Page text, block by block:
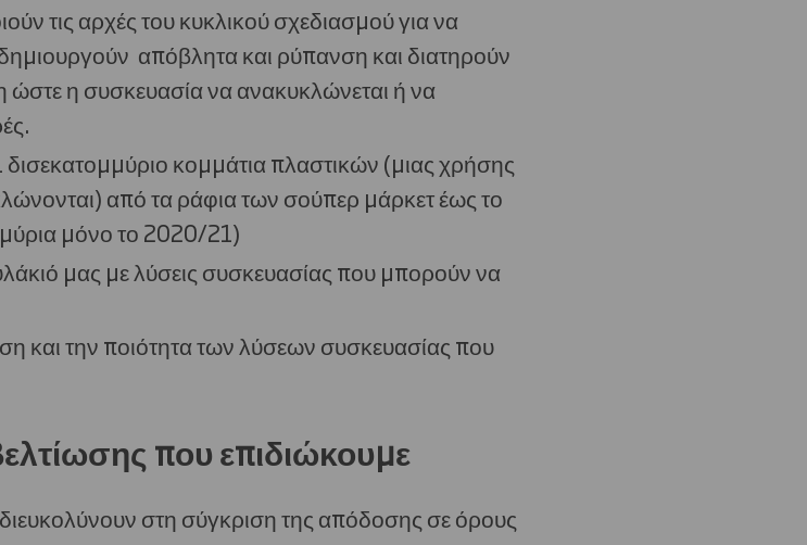
τις αρχές του κυκλικού σχεδιασμού για να
απόβλητα και ρύπανση και διατηρούν
ώστε η συσκευασία να ανακυκλώνεται ή να
δισεκατομμύριο κομμάτια πλαστικών (μιας χρήσης
από τα ράφια των σούπερ μάρκετ έως το
μόνο το 2020/21)
μας με λύσεις συσκευασίας που μπορούν να
και την ποιότητα των λύσεων συσκευασίας που
που επιδιώκουμε
στη σύγκριση της απόδοσης σε όρους